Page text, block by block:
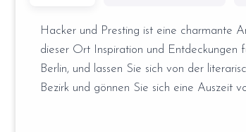
Hacker und Presting ist eine charmante
dieser Ort Inspiration und Entdeckungen
Berlin, und lassen Sie sich von der
Bezirk und gönnen Sie sich eine Auszeit